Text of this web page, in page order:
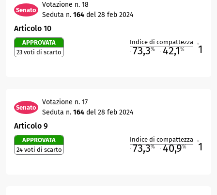
Senato
Votazione n. 18
Seduta n. 164 del 28 feb 2024
Articolo 10
APPROVATA
23 voti di scarto
Indice di compattezza
73,3% 42,1% 1
Senato
Votazione n. 17
Seduta n. 164 del 28 feb 2024
Articolo 9
APPROVATA
24 voti di scarto
Indice di compattezza
73,3% 40,9% 1